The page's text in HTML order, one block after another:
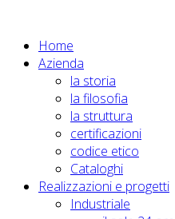
Home
Azienda
la storia
la filosofia
la struttura
certificazioni
codice etico
Cataloghi
Realizzazioni e progetti
Industriale